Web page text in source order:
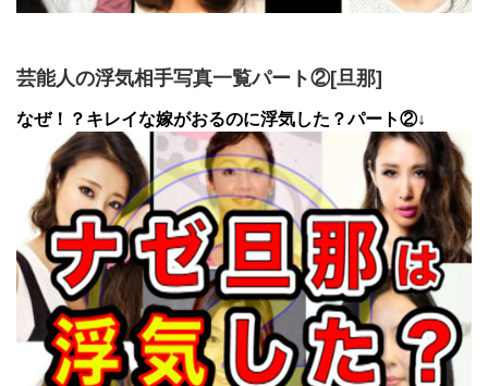
芸能人の浮気相手写真一覧パート②[旦那]
なぜ！？キレイな嫁がおるのに浮気した？パート②↓